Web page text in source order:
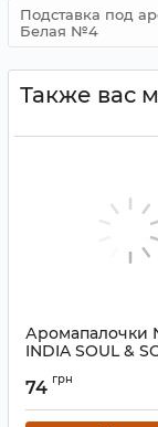
Подставка под
Белая №4
Также вас
Аромапалочки
INDIA SOUL &
Артикул:
74 грн